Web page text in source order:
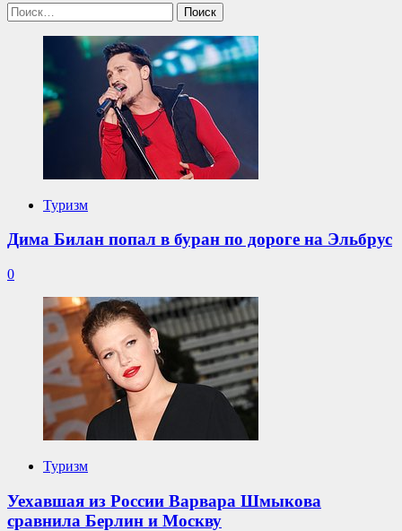
Найти:
Туризм
Дима Билан попал в буран по дороге на Эльбрус
0
Туризм
Уехавшая из России Варвара Шмыкова
сравнила Берлин и Москву